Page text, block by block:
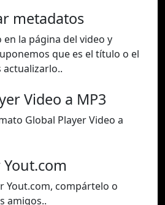
metadatos
en la página del video y
que es el título o el
Video a MP3
Global Player Video a
Yout.com, compártelo o
amigos..